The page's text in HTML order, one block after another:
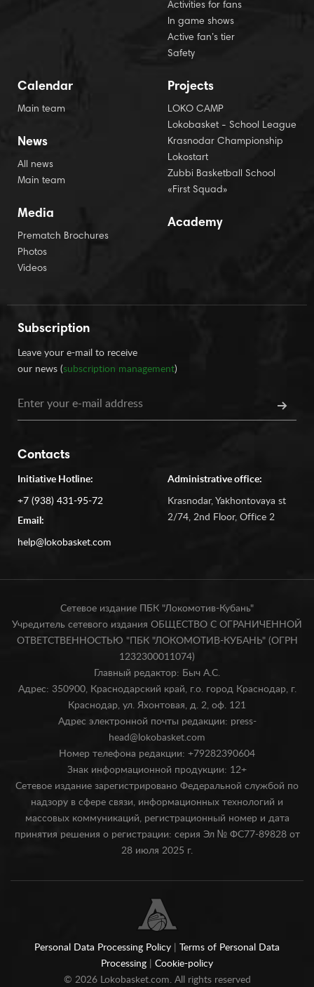
Activities for fans
In game shows
Active fan’s tier
Safety
Calendar
Main team
News
All news
Main team
Media
Prematch Brochures
Photos
Videos
Projects
LOKO CAMP
Lokobasket - School League
Krasnodar Championship
Lokostart
Zubbi Basketball School
«First Squad»
Academy
Subscription
Leave your e-mail to receive
our news (subscription management)
Contacts
Initiative Hotline:
+7 (938) 431-95-72
Email:
help@lokobasket.com
Administrative office:
Krasnodar, Yakhontovaya st
2/74, 2nd Floor, Office 2
Сетевое издание ПБК "Локомотив-Кубань"
Учредитель сетевого издания ОБЩЕСТВО С ОГРАНИЧЕННОЙ
ОТВЕТСТВЕННОСТЬЮ "ПБК "ЛОКОМОТИВ-КУБАНЬ" (ОГРН
1232300011074)
Главный редактор: Быч А.С.
Адрес: 350900, Краснодарский край, г.о. город Краснодар, г.
Краснодар, ул. Яхонтовая, д. 2, оф. 121
Адрес электронной почты редакции: press-
head@lokobasket.com
Номер телефона редакции: +79282390604
Знак информационной продукции: 12+
Сетевое издание зарегистрировано Федеральной службой по
надзору в сфере связи, информационных технологий и
массовых коммуникаций, регистрационный номер и дата
принятия решения о регистрации: серия Эл № ФС77-89828 от
28 июля 2025 г.
Personal Data Processing Policy
Terms of Personal Data
Processing
Cookie-policy
© 2026Lokobasket.com. All rights reserved